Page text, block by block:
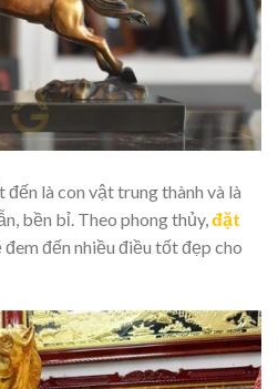
là con vật trung thành và là
bền bỉ. Theo phong thủy, đặt
đem đến nhiều điều tốt đẹp cho